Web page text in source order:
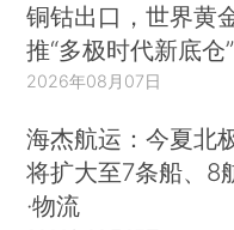
铜钴出口，世界黄
推“多极时代新底仓”
2026年08月07日
海杰航运：今夏北
将扩大至7条船、8
·物流